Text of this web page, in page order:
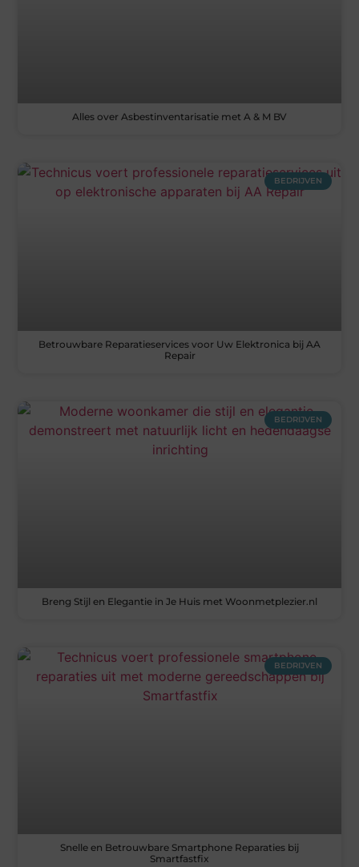
Alles over Asbestinventarisatie met A & M BV
BEDRIJVEN
Betrouwbare Reparatieservices voor Uw Elektronica bij AA
Repair
BEDRIJVEN
Breng Stijl en Elegantie in Je Huis met Woonmetplezier.nl
BEDRIJVEN
Snelle en Betrouwbare Smartphone Reparaties bij
Smartfastfix